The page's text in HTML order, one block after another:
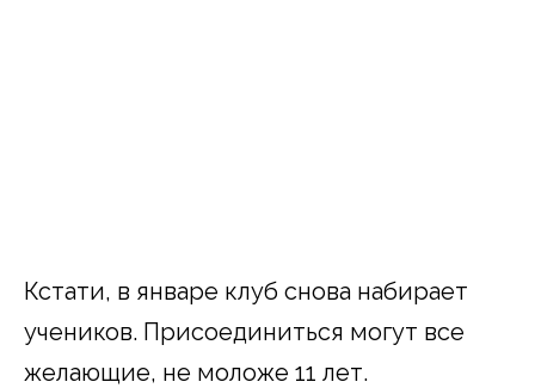
Кстати, в январе клуб снова набирает
учеников. Присоединиться могут все
желающие, не моложе 11 лет.